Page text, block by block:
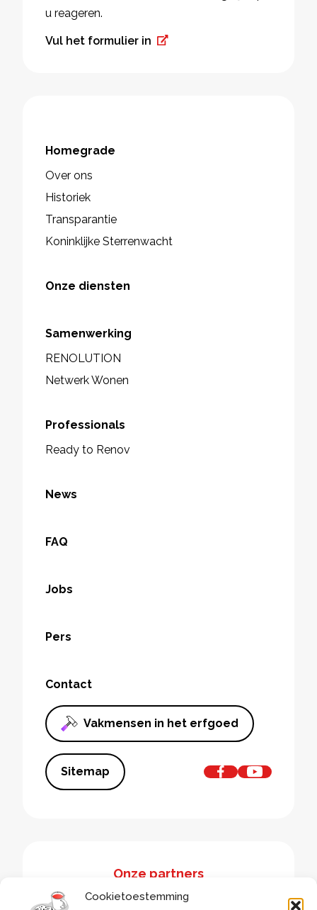
Cookietoestemming
u reageren.
Vul het formulier in
Homegrade
Over ons
Historiek
Transparantie
Koninklijke Sterrenwacht
Onze diensten
Samenwerking
RENOLUTION
Netwerk Wonen
Professionals
Ready to Renov
News
FAQ
Jobs
Pers
Contact
Vakmensen in het erfgoed
Sitemap
Onze partners